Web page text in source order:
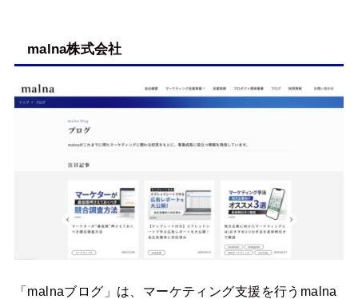
malna株式会社
「malnaブログ」は、マーケティング支援を行うmalna